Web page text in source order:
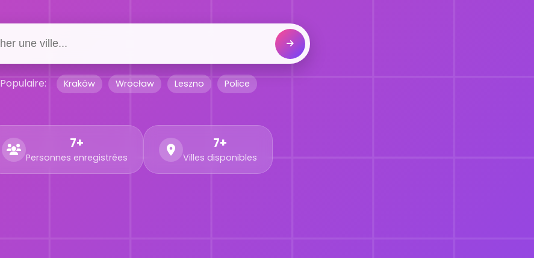
Populaire: Kraków Wrocław Leszno Police
7+
Personnes enregistrées
7+
Villes disponibles